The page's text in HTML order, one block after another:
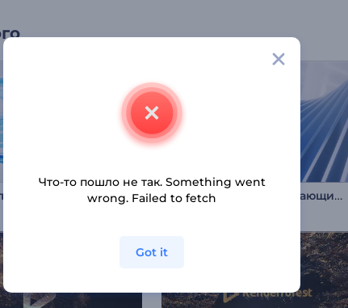
из лент Интро: Фигуры с вращающимися краями
Что-то пошло не так. Something went
wrong. Failed to fetch
Got it